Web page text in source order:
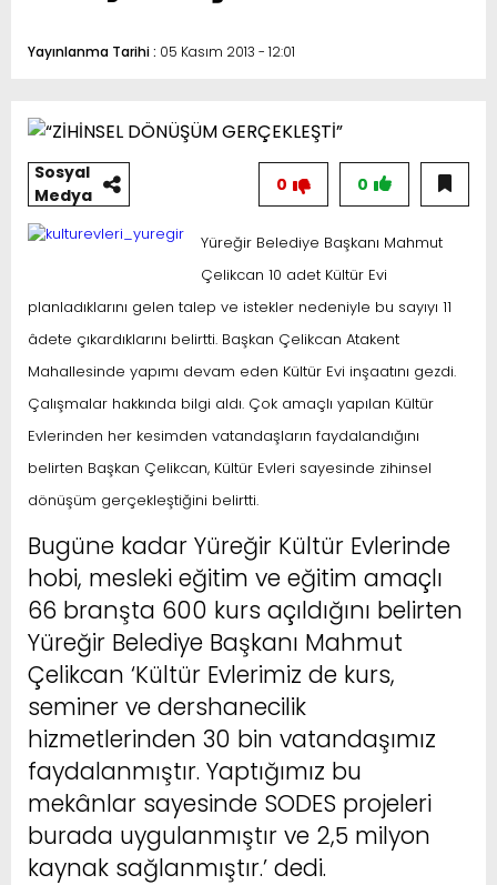
Yayınlanma Tarihi : 05 Kasım 2013 - 12:01
Sosyal
Medya
0
0
Yüreğir Belediye Başkanı Mahmut
Çelikcan 10 adet Kültür Evi
planladıklarını gelen talep ve istekler nedeniyle bu sayıyı 11
âdete çıkardıklarını belirtti. Başkan Çelikcan Atakent
Mahallesinde yapımı devam eden Kültür Evi inşaatını gezdi.
Çalışmalar hakkında bilgi aldı. Çok amaçlı yapılan Kültür
Evlerinden her kesimden vatandaşların faydalandığını
belirten Başkan Çelikcan, Kültür Evleri sayesinde zihinsel
dönüşüm gerçekleştiğini belirtti.
Bugüne kadar Yüreğir Kültür Evlerinde
hobi, mesleki eğitim ve eğitim amaçlı
66 branşta 600 kurs açıldığını belirten
Yüreğir Belediye Başkanı Mahmut
Çelikcan ‘Kültür Evlerimiz de kurs,
seminer ve dershanecilik
hizmetlerinden 30 bin vatandaşımız
faydalanmıştır. Yaptığımız bu
mekânlar sayesinde SODES projeleri
burada uygulanmıştır ve 2,5 milyon
kaynak sağlanmıştır.’ dedi.